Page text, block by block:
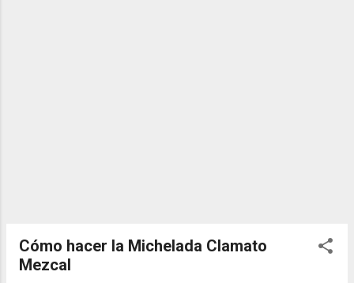
Cómo hacer la Michelada Clamato
Mezcal